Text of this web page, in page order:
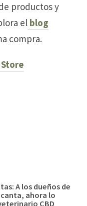
productos y
el blog
compra.
A los dueños de
ahora lo
CBD